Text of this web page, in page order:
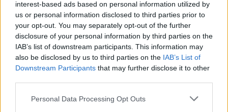
interest-based ads based on personal information utilized by
us or personal information disclosed to third parties prior to
your opt-out. You may separately opt-out of the further
disclosure of your personal information by third parties on the
IAB’s list of downstream participants. This information may
also be disclosed by us to third parties on the IAB’s List of
Downstream Participants that may further disclose it to other
Personal Data Processing Opt Outs
Τζανακόπουλος στην εκδήλωση της Ιθάκης, ήταν
εκεί ο αρχηγός σας, εκτός αν δεν είναι αρχηγός
σας ο κ. Χαρίτσης.
Ευκλείδης Τσακαλώτος:Το μόνο που ξέρεις είναι
να τρολάρεις και να κάνεις επιθέσεις.
αποφασίστε ποιοι είστε και με ποιους είστε. Δεν